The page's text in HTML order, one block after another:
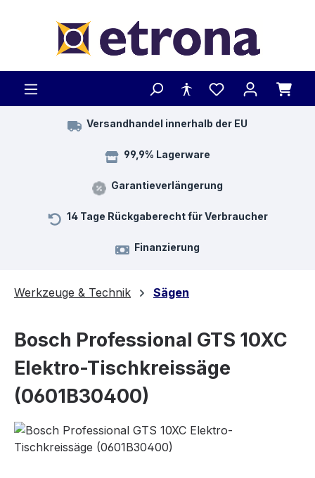
Versandhandel innerhalb der EU
99,9% Lagerware
Garantieverlängerung
14 Tage Rückgaberecht für Verbraucher
Finanzierung
Werkzeuge & Technik Sägen
Bosch Professional GTS 10XC
Elektro-Tischkreissäge
(0601B30400)
Bildergalerie überspringen